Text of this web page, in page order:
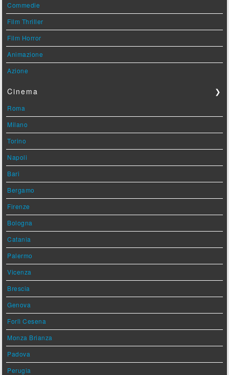
Commedie
Film Thriller
Film Horror
Animazione
Azione
Cinema ❯
Roma
Milano
Torino
Napoli
Bari
Bergamo
Firenze
Bologna
Catania
Palermo
Vicenza
Brescia
Genova
Forlì Cesena
Monza Brianza
Padova
Perugia